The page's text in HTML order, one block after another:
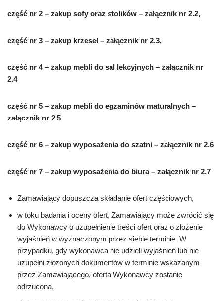
część nr 2 – zakup sofy oraz stolików – załącznik nr 2.2,
część nr 3 – zakup krzeseł – załącznik nr 2.3,
część nr 4 – zakup mebli do sal lekcyjnych – załącznik nr
2.4
część nr 5 – zakup mebli do egzaminów maturalnych –
załącznik nr 2.5
część nr 6 – zakup wyposażenia do szatni – załącznik nr 2.6
część nr 7 – zakup wyposażenia do biura – załącznik nr 2.7
Zamawiający dopuszcza składanie ofert częściowych,
w toku badania i oceny ofert, Zamawiający może zwrócić się
do Wykonawcy o uzupełnienie treści ofert oraz o złożenie
wyjaśnień w wyznaczonym przez siebie terminie. W
przypadku, gdy wykonawca nie udzieli wyjaśnień lub nie
uzupełni złożonych dokumentów w terminie wskazanym
przez Zamawiającego, oferta Wykonawcy zostanie
odrzucona,